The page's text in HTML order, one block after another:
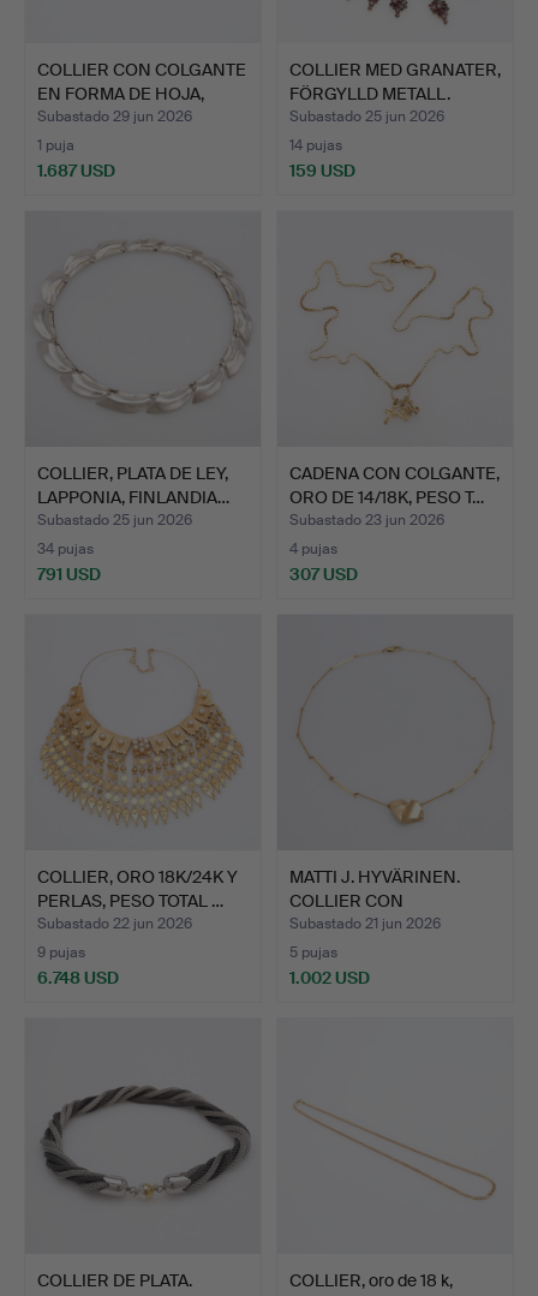
COLLIER CON COLGANTE
EN FORMA DE HOJA,
ORO…
Subastado 29 jun 2026
1 puja
1.687 USD
COLLIER MED GRANATER,
FÖRGYLLD METALL.
Subastado 25 jun 2026
14 pujas
159 USD
COLLIER, PLATA DE LEY,
LAPPONIA, FINLANDIA…
Subastado 25 jun 2026
34 pujas
791 USD
CADENA CON COLGANTE,
ORO DE 14/18K, PESO T…
Subastado 23 jun 2026
4 pujas
307 USD
COLLIER, ORO 18K/24K Y
PERLAS, PESO TOTAL …
Subastado 22 jun 2026
9 pujas
6.748 USD
MATTI J. HYVÄRINEN.
COLLIER CON
COLGANTE, …
Subastado 21 jun 2026
5 pujas
1.002 USD
COLLIER DE PLATA.
COLLIER, oro de 18 k,